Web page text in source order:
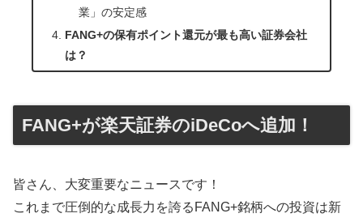
業」の安定感
FANG+の保有ポイント還元が最も高い証券会社
は？
FANG+が楽天証券のiDeCoへ追加！
皆さん、大変重要なニュースです！
これまで圧倒的な成長力を誇るFANG+銘柄への投資は新